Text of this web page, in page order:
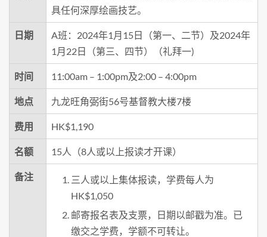
具任何深厚绘画技艺。
日期
A班：2024年1月15日（第一、二节）及2024年
1月22日（第三、四节）（礼拜一)
时间 11:00am – 1:00pm及2:00 – 4:00pm
地点 九龙旺角弼街56号基督教大楼7楼
费用 HK$1,190
名额 15人（8人或以上报读才开课）
备注
三人或以上集体报读，学费每人为
HK$1,050
邮寄报名表及支票，日期以邮戳为准。已
缴交之学费，学额不可转让。